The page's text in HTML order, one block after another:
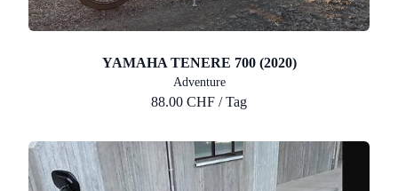
YAMAHA TENERE 700 (2020)
Adventure
88.00 CHF / Tag